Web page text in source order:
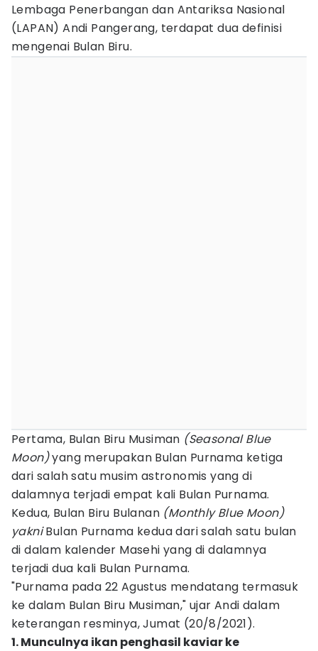
Lembaga Penerbangan dan Antariksa Nasional
(LAPAN) Andi Pangerang, terdapat dua definisi
mengenai Bulan Biru.
Pertama, Bulan Biru Musiman (Seasonal Blue
Moon)yang merupakan Bulan Purnama ketiga
dari salah satu musim astronomis yang di
dalamnya terjadi empat kali Bulan Purnama.
Kedua, Bulan Biru Bulanan (Monthly Blue Moon)
yakniBulan Purnama kedua dari salah satu bulan
di dalam kalender Masehi yang di dalamnya
terjadi dua kali Bulan Purnama.
"Purnama pada 22 Agustus mendatang termasuk
ke dalam Bulan Biru Musiman," ujar Andi dalam
keterangan resminya, Jumat (20/8/2021).
1. Munculnya ikan penghasil kaviar ke